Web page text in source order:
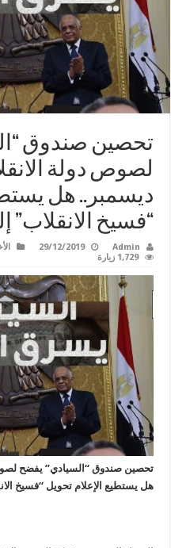
تحصين صندوق
ديسمبر.. هل
“فسيخ الانقلاب”
Admin
29/12/2019
1,729 زيارة
هل يستطيع الإعلام تحويل “فسيخ